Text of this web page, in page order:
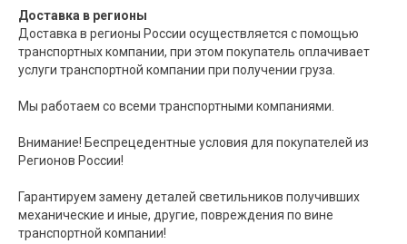
Доставка в регионы
Доставка в регионы России осуществляется с помощью
транспортных компании, при этом покупатель оплачивает
услуги транспортной компании при получении груза.
Мы работаем со всеми транспортными компаниями.
Внимание! Беспрецедентные условия для покупателей из
Регионов России!
Гарантируем замену деталей светильников получивших
механические и иные, другие, повреждения по вине
транспортной компании!